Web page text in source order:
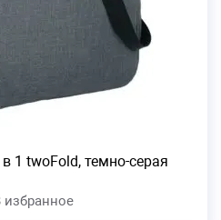
1 twoFold, темно-серая
избранное